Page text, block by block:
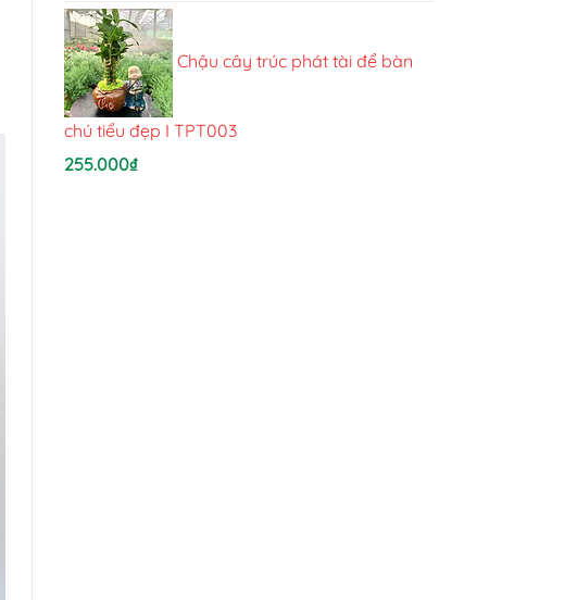
Chậu cây trúc phát tài để bàn
chú tiểu đẹp I TPT003
255.000₫